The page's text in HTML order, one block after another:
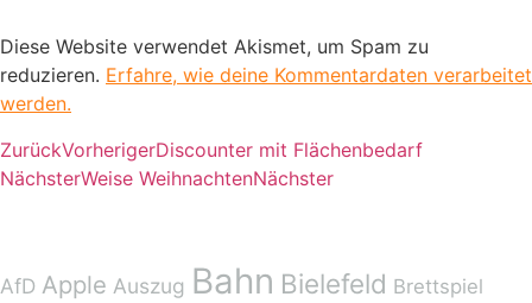
Diese Website verwendet Akismet, um Spam zu
reduzieren. Erfahre, wie deine Kommentardaten verarbeitet
werden.
ZurückVorherigerDiscounter mit Flächenbedarf
NächsterWeise WeihnachtenNächster
AfD Apple Auszug Bahn Bielefeld Brettspiel